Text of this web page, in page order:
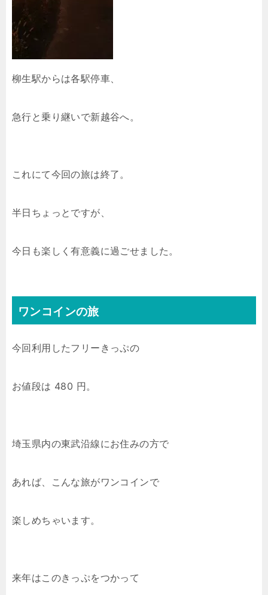
柳生駅からは各駅停車、
急行と乗り継いで新越谷へ。
これにて今回の旅は終了。
半日ちょっとですが、
今日も楽しく有意義に過ごせました。
ワンコインの旅
今回利用したフリーきっぷの
お値段は 480 円。
埼玉県内の東武沿線にお住みの方で
あれば、こんな旅がワンコインで
楽しめちゃいます。
来年はこのきっぷをつかって